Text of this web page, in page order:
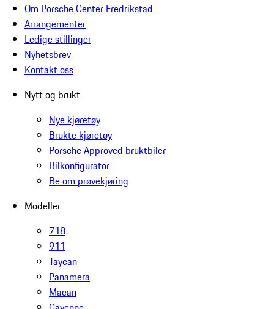
Om Porsche Center Fredrikstad
Arrangementer
Ledige stillinger
Nyhetsbrev
Kontakt oss
Nytt og brukt
Nye kjøretøy
Brukte kjøretøy
Porsche Approved bruktbiler
Bilkonfigurator
Be om prøvekjøring
Modeller
718
911
Taycan
Panamera
Macan